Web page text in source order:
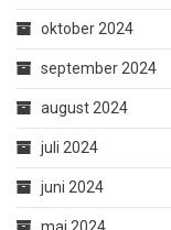
oktober 2024
september 2024
august 2024
juli 2024
juni 2024